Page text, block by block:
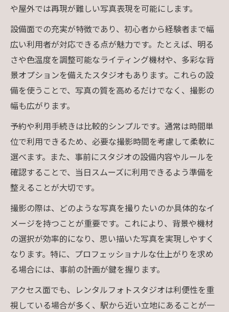
や屋外では再現が難しい写真表現を可能にします。
設備面での充実が特徴であり、初心者から経験者まで幅
広い利用者が対応できる点が魅力です。たとえば、明る
さや色温度を調整可能なライティング機材や、多彩な背
景オプションを備えたスタジオもあります。これらの設
備を使うことで、写真の質を高めるだけでなく、撮影の
幅も広がります。
予約や利用手続きは比較的シンプルです。通常は時間単
位で利用できるため、必要な撮影時間を考慮して柔軟に
選べます。また、事前にスタジオの設備内容やルールを
確認することで、当日スムーズに利用できるよう準備を
整えることが大切です。
撮影の際は、どのような写真を撮りたいのか具体的なイ
メージを持つことが重要です。これにより、背景や機材
の選択が効率的になり、思い描いた写真を実現しやすく
なります。特に、プロフェッショナルな仕上がりを求め
る場合には、事前の計画が鍵を握ります。
アクセス面でも、レンタルフォトスタジオは利便性を重
視している場合が多く、駅から近い立地にあることが一